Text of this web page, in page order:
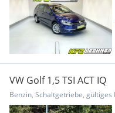
VW Golf 1,5 TSI ACT IQ
Benzin, Schaltgetriebe,